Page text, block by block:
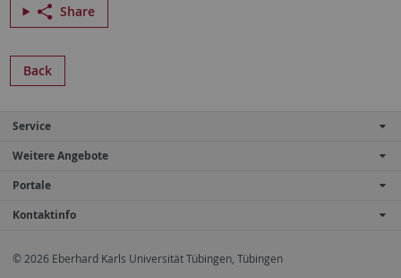
Share
Back
Service
Weitere Angebote
Portale
Kontaktinfo
© 2026 Eberhard Karls Universität Tübingen, Tübingen